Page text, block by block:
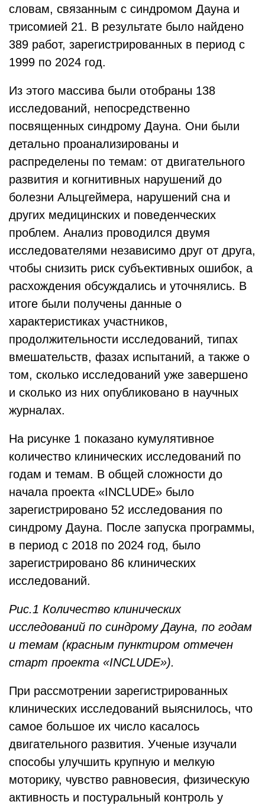
словам, связанным с синдромом Дауна и
трисомией 21. В результате было найдено
389 работ, зарегистрированных в период с
1999 по 2024 год.
Из этого массива были отобраны 138
исследований, непосредственно
посвященных синдрому Дауна. Они были
детально проанализированы и
распределены по темам: от двигательного
развития и когнитивных нарушений до
болезни Альцгеймера, нарушений сна и
других медицинских и поведенческих
проблем. Анализ проводился двумя
исследователями независимо друг от друга,
чтобы снизить риск субъективных ошибок, а
расхождения обсуждались и уточнялись. В
итоге были получены данные о
характеристиках участников,
продолжительности исследований, типах
вмешательств, фазах испытаний, а также о
том, сколько исследований уже завершено
и сколько из них опубликовано в научных
журналах.
На рисунке 1 показано кумулятивное
количество клинических исследований по
годам и темам. В общей сложности до
начала проекта «INCLUDE» было
зарегистрировано 52 исследования по
синдрому Дауна. После запуска программы,
в период с 2018 по 2024 год, было
зарегистрировано 86 клинических
исследований.
Рис.1 Количество клинических
исследований по синдрому Дауна, по годам
и темам (красным пунктиром отмечен
старт проекта «INCLUDE»).
При рассмотрении зарегистрированных
клинических исследований выяснилось, что
самое большое их число касалось
двигательного развития. Ученые изучали
способы улучшить крупную и мелкую
моторику, чувство равновесия, физическую
активность и постуральный контроль у